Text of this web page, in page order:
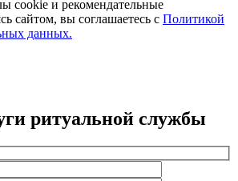
cookie и рекомендательные
сайтом, вы соглашаетесь с Политикой
данных.
ритуальной службы